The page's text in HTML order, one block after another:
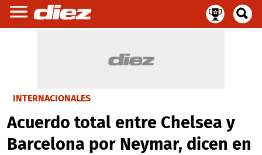
INTERNACIONALES
Acuerdo total entre Chelsea y
Barcelona por Neymar, dicen en